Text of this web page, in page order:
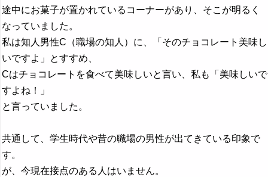
途中にお菓子が置かれているコーナーがあり、そこが明るく
なっていました。
私は知人男性C（職場の知人）に、「そのチョコレート美味し
いですよ」とすすめ、
Cはチョコレートを食べて美味しいと言い、私も「美味しいで
すよね！」
と言っていました。
共通して、学生時代や昔の職場の男性が出てきている印象で
す。
が、今現在接点のある人はいません。